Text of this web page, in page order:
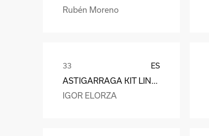
Rubén Moreno
ES
ASTIGARRAGA KIT LINE S.L.
IGOR ELORZA